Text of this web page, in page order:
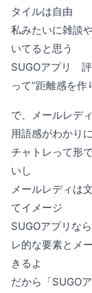
タイルは自由
私みたいに雑談
いてると思う
SUGOアプリ 評
って“距離感を作
で、メールレデ
用語感がわかり
チャトレって形
いし
メールレディは
てイメージ
SUGOアプリな
レ的な要素とメ
きるよ
だから「SUGO